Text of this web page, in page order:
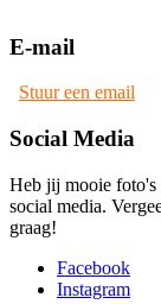
E-mail
Stuur een email
Social Media
Heb jij mooie foto's
social media.
graag!
Facebook
Instagram